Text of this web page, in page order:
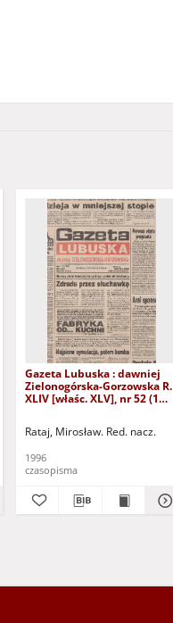
Gazeta Lubuska : dawniej
Zielonogórska-Gorzowska R.
XLIV [właśc. XLV], nr 52 (1
Rataj, Mirosław. Red. nacz.
1996
czasopisma